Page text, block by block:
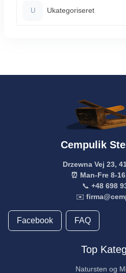
U Ukategoriseret
Cempulik
Drzewna Vej 23,
⏰ Man-Fre 8-
📞 +48 698
✉️
Facebook FAQ
Top
Natursten og